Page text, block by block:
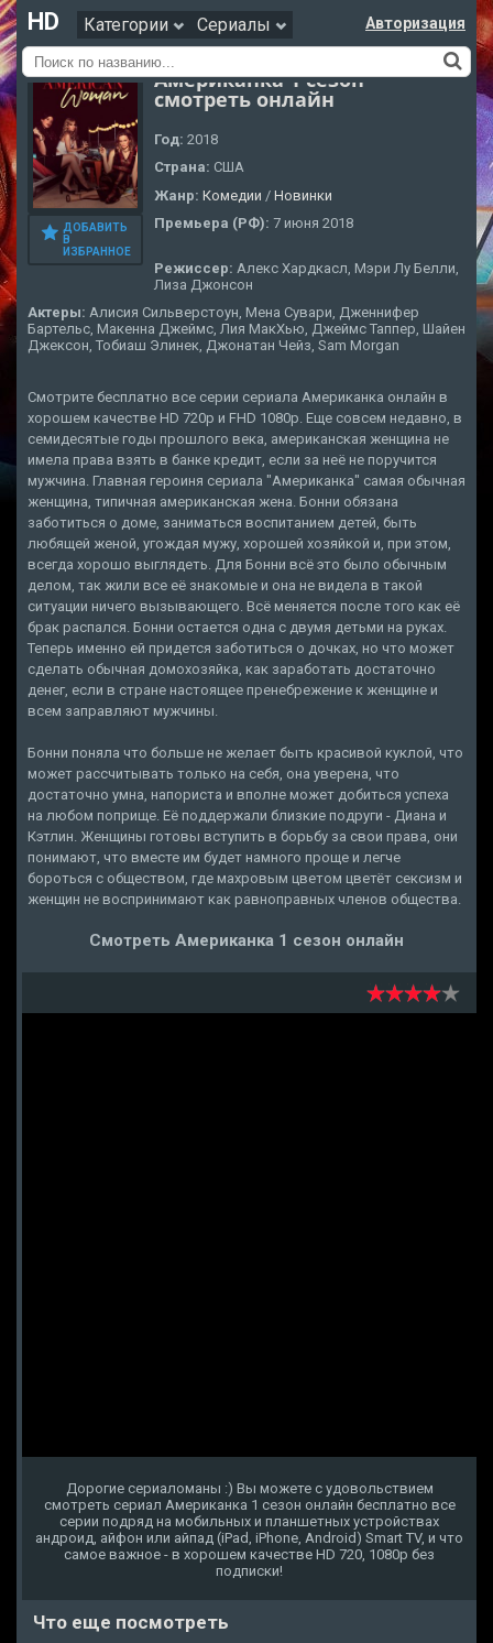
HD Категории Сериалы Авторизация
ДОБАВИТЬ
В
ИЗБРАННОЕ
Американка 1 сезон
смотреть онлайн
Год: 2018
Страна: США
Жанр: Комедии / Новинки
Премьера (РФ): 7 июня 2018
Режиссер: Алекс Хардкасл, Мэри Лу Белли,
Лиза Джонсон
Актеры: Алисия Сильверстоун, Мена Сувари, Дженнифер
Бартельс, Макенна Джеймс, Лия МакХью, Джеймс Таппер, Шайен
Джексон, Тобиаш Элинек, Джонатан Чейз, Sam Morgan
Смотрите бесплатно все серии сериала Американка онлайн в
хорошем качестве HD 720p и FHD 1080p. Еще совсем недавно, в
семидесятые годы прошлого века, американская женщина не
имела права взять в банке кредит, если за неё не поручится
мужчина. Главная героиня сериала "Американка" самая обычная
женщина, типичная американская жена. Бонни обязана
заботиться о доме, заниматься воспитанием детей, быть
любящей женой, угождая мужу, хорошей хозяйкой и, при этом,
всегда хорошо выглядеть. Для Бонни всё это было обычным
делом, так жили все её знакомые и она не видела в такой
ситуации ничего вызывающего. Всё меняется после того как её
брак распался. Бонни остается одна с двумя детьми на руках.
Теперь именно ей придется заботиться о дочках, но что может
сделать обычная домохозяйка, как заработать достаточно
денег, если в стране настоящее пренебрежение к женщине и
всем заправляют мужчины.
Бонни поняла что больше не желает быть красивой куклой, что
может рассчитывать только на себя, она уверена, что
достаточно умна, напориста и вполне может добиться успеха
на любом поприще. Её поддержали близкие подруги - Диана и
Кэтлин. Женщины готовы вступить в борьбу за свои права, они
понимают, что вместе им будет намного проще и легче
бороться с обществом, где махровым цветом цветёт сексизм и
женщин не воспринимают как равноправных членов общества.
Смотреть Американка 1 сезон онлайн
Дорогие сериаломаны :) Вы можете с удовольствием
смотреть сериал Американка 1 сезон онлайн бесплатно все
серии подряд на мобильных и планшетных устройствах
андроид, айфон или айпад (iPad, iPhone, Android) Smart TV, и что
самое важное - в хорошем качестве HD 720, 1080p без
подписки!
Что еще посмотреть